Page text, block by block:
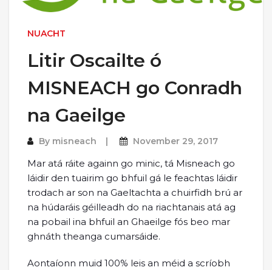
NUACHT
Litir Oscailte ó
MISNEACH go Conradh
na Gaeilge
By misneach November 29, 2017
Mar atá ráite againn go minic, tá Misneach go
láidir den tuairim go bhfuil gá le feachtas láidir
trodach ar son na Gaeltachta a chuirfidh brú ar
na húdaráis géilleadh do na riachtanais atá ag
na pobail ina bhfuil an Ghaeilge fós beo mar
ghnáth theanga cumarsáide.
Aontaíonn muid 100% leis an méid a scríobh